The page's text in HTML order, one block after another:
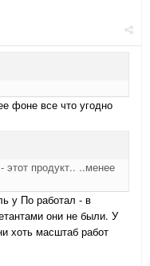
фоне все что угодно
этот продукт.. ..менее
у По работал - в
они не были. У
хоть масштаб работ